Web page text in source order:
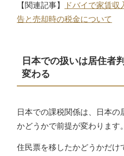
Q2. DLD登録料の明
ときも使えますか？
Q4. 取得費の資料が
きはどうなりますか？
【まとめ】売却前に譲渡
【関連記事】
ドバイで家賃収
告と売却時の税金について
日本での扱いは居住者
変わる
日本での課税関係は、
日本の
かどうかで前提が変わります。
住民票を移したかどうかだけ